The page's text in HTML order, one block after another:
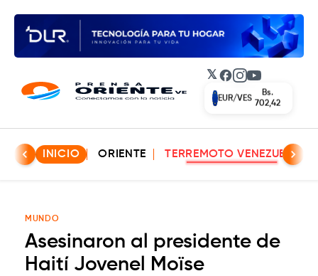
𝕏 Facebook
Instagram
YouTube
EUR/VES
Bs.
702,42
INICIO ORIENTE TERREMOTO VENEZUELA
MUNDO
Asesinaron al presidente de
Haití Jovenel Moïse